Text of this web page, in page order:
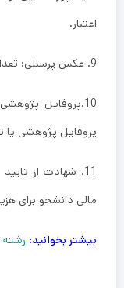
اعتبار.
9. عکس پرسنلی: تعداد و اندازه مشخص شده توسط دانشگاه.
10.پروفایل
پروفایل پژوهشی یا
مالی دانشجو برای
بیشتر بخوانید: رشته